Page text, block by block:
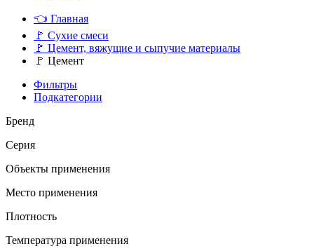
👈 Главная
🚩 Сухие смеси
🚩 Цемент, вяжущие и сыпучие материалы
🚩 Цемент
Фильтры
Подкатегории
Бренд
Серия
Объекты применения
Место применения
Плотность
Температура применения